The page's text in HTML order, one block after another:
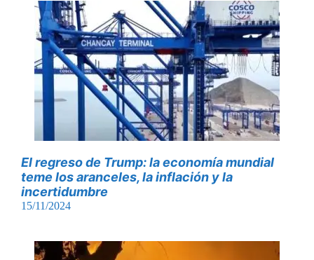
El regreso de Trump: la economía mundial
teme los aranceles, la inflación y la
incertidumbre
15/11/2024